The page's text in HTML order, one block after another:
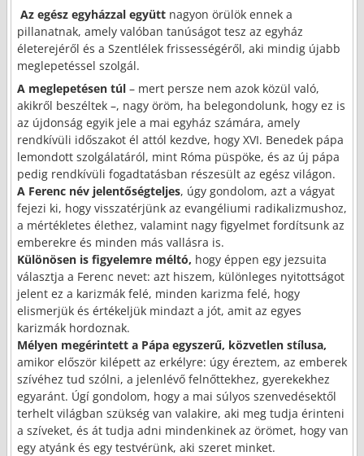
Az egész egyházzal együttnagyon örülök ennek a
pillanatnak, amely valóban tanúságot tesz az egyház
életerejéről és a Szentlélek frissességéről, aki mindig újabb
meglepetéssel szolgál.
A meglepetésen túl – mert persze nem azok közül való,
akikről beszéltek –, nagy öröm, ha belegondolunk, hogy ez is
az újdonság egyik jele a mai egyház számára, amely
rendkívüli időszakot él attól kezdve, hogy XVI. Benedek pápa
lemondott szolgálatáról, mint Róma püspöke, és az új pápa
pedig rendkívüli fogadtatásban részesült az egész világon.
A Ferenc név jelentőségteljes, úgy gondolom, azt a vágyat
fejezi ki, hogy visszatérjünk az evangéliumi radikalizmushoz,
a mértékletes élethez, valamint nagy figyelmet fordítsunk az
emberekre és minden más vallásra is.
Különösen is figyelemre méltó, hogy éppen egy jezsuita
választja a Ferenc nevet: azt hiszem, különleges nyitottságot
jelent ez a karizmák felé, minden karizma felé, hogy
elismerjük és értékeljük mindazt a jót, amit az egyes
karizmák hordoznak.
Mélyen megérintett a Pápa egyszerű, közvetlen stílusa,
amikor először kilépett az erkélyre: úgy éreztem, az emberek
szívéhez tud szólni, a jelenlévő felnőttekhez, gyerekekhez
egyaránt. Úgí gondolom, hogy a mai súlyos szenvedésektől
terhelt világban szükség van valakire, aki meg tudja érinteni
a szíveket, és át tudja adni mindenkinek az örömet, hogy van
egy atyánk és egy testvérünk, aki szeret minket.